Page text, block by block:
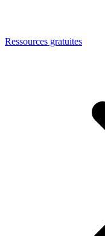
Ressources gratuites